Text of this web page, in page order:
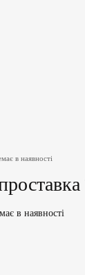
в наявності
в наявності